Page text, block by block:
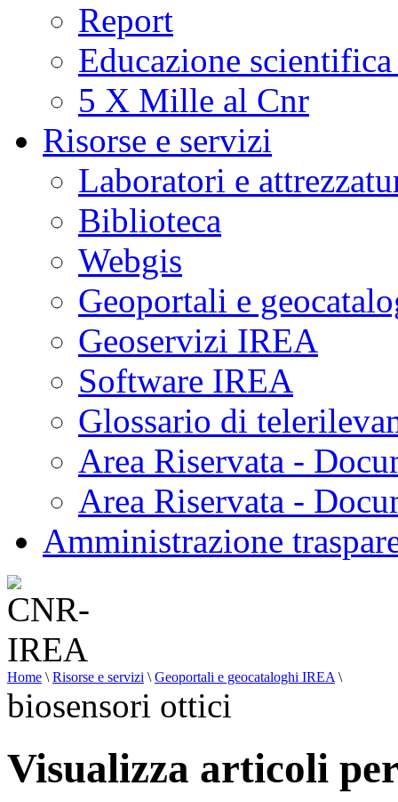
Report
Educazione
5 X Mille al Cnr
Risorse e servizi
Laboratori e
Biblioteca
Webgis
Geoportali e
Geoservizi IREA
Software IREA
Glossario di
Area Riservata -
Area Riservata -
Amministrazione
Home \ Risorse e servizi \ Geoportali e geocataloghi IREA \
biosensori ottici
Visualizza articoli